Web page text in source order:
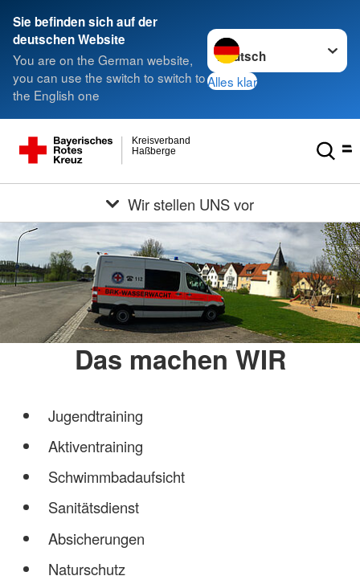
Sie befinden sich auf der
deutschen Website
You are on the German website,
you can use the switch to switch to
the English one
Sprache wechseln zu
Alles klar
Haßberge
Kreisverband
Wir stellen UNS vor
Das machen WIR
Jugendtraining
Aktiventraining
Schwimmbadaufsicht
Sanitätsdienst
Absicherungen
Naturschutz